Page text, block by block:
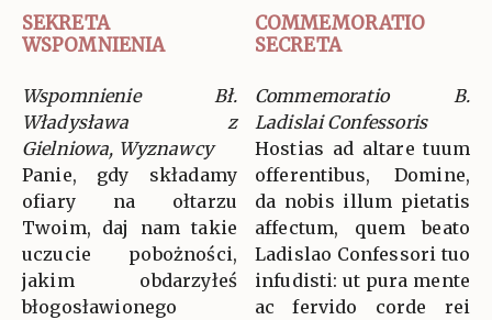
SEKRETA
WSPOMNIENIA
COMMEMORATIO
SECRETA
Wspomnienie Bł.
Władysława z
Gielniowa, Wyznawcy
Panie, gdy składamy
ofiary na ołtarzu
Twoim, daj nam takie
uczucie pobożności,
jakim obdarzyłeś
błogosławionego
Commemoratio B.
Ladislai Confessoris
Hostias ad altare tuum
offerentibus, Domine,
da nobis illum pietatis
affectum, quem beato
Ladislao Confessori tuo
infudisti: ut pura mente
ac fervido corde rei